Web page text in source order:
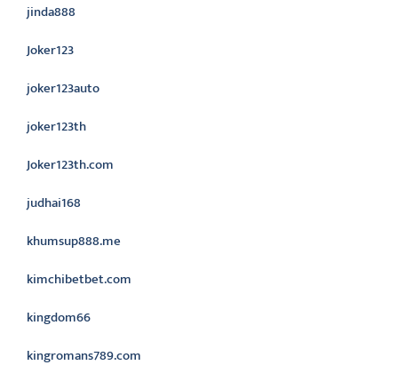
jinda888
Joker123
joker123auto
joker123th
Joker123th.com
judhai168
khumsup888.me
kimchibetbet.com
kingdom66
kingromans789.com